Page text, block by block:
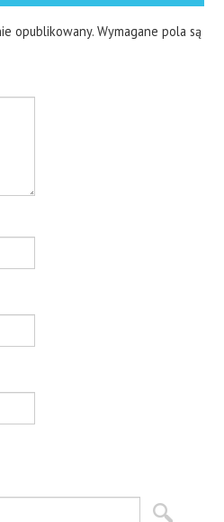
opublikowany. Wymagane pola są